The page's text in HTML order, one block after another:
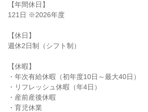
【年間休日】
121日 ※2026年度
【休日】
週休2日制（シフト制）
【休暇】
・年次有給休暇（初年度10日～最大40日）
・リフレッシュ休暇（年4日）
・産前産後休暇
・育児休業